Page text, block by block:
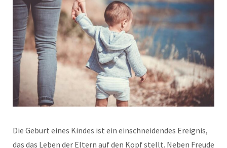
Die Geburt eines Kindes ist ein einschneidendes Ereignis,
das das Leben der Eltern auf den Kopf stellt. Neben Freude